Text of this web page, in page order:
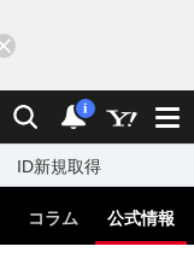
検索 通知
i
ID新規取得
コラム 公式情報